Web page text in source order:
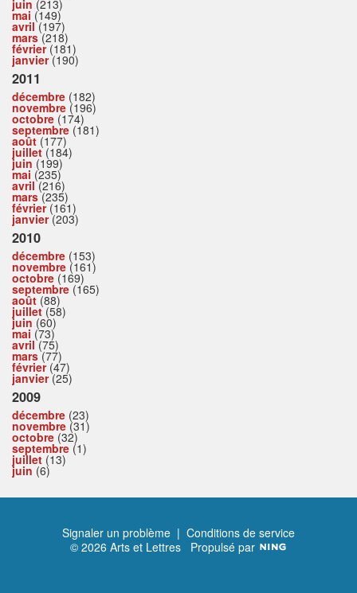
juin (213)
mai (149)
avril(197)
mars(218)
février(181)
janvier(190)
2011
décembre (182)
novembre (196)
octobre (174)
septembre (181)
août (177)
juillet(184)
juin (199)
mai (235)
avril(216)
mars(235)
février(161)
janvier(203)
2010
décembre (153)
novembre (161)
octobre (169)
septembre (165)
août (88)
juillet(58)
juin (60)
mai (73)
avril(75)
mars(77)
février(47)
janvier(25)
2009
décembre (23)
novembre (31)
octobre (32)
septembre (1)
juillet (13)
juin (6)
Signaler un problème | Conditions de service
© 2026 Arts et Lettres Propulsé par